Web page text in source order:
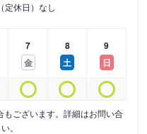
（定休日）なし
7
金
8
土
9
日
ございます。詳細はお問い合
。